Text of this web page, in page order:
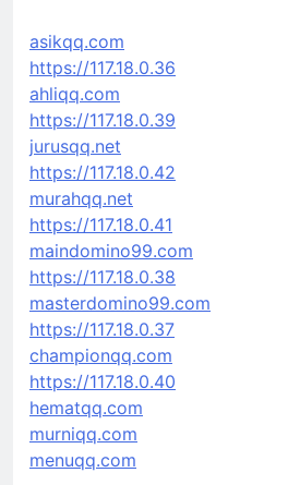
asikqq.com
https://117.18.0.36
ahliqq.com
https://117.18.0.39
jurusqq.net
https://117.18.0.42
murahqq.net
https://117.18.0.41
maindomino99.com
https://117.18.0.38
masterdomino99.com
https://117.18.0.37
championqq.com
https://117.18.0.40
hematqq.com
murniqq.com
menuqq.com